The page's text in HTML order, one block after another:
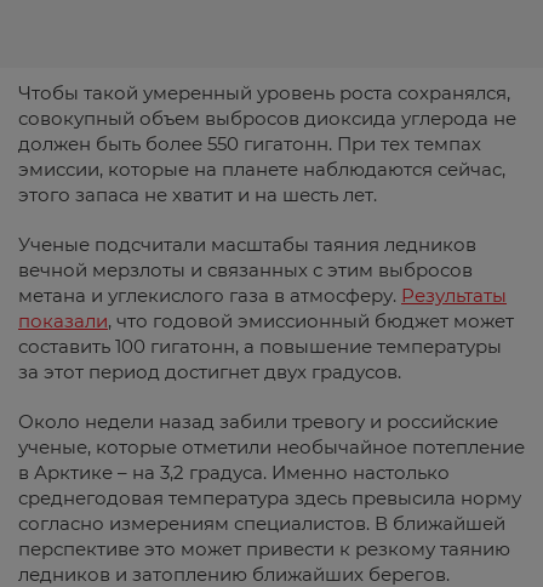
Чтобы такой умеренный уровень роста сохранялся,
совокупный объем выбросов диоксида углерода не
должен быть более 550 гигатонн. При тех темпах
эмиссии, которые на планете наблюдаются сейчас,
этого запаса не хватит и на шесть лет.
Ученые подсчитали масштабы таяния ледников
вечной мерзлоты и связанных с этим выбросов
метана и углекислого газа в атмосферу. Результаты
показали, что годовой эмиссионный бюджет может
составить 100 гигатонн, а повышение температуры
за этот период достигнет двух градусов.
Около недели назад забили тревогу и российские
ученые, которые отметили необычайное потепление
в Арктике – на 3,2 градуса. Именно настолько
среднегодовая температура здесь превысила норму
согласно измерениям специалистов. В ближайшей
перспективе это может привести к резкому таянию
ледников и затоплению ближайших берегов.